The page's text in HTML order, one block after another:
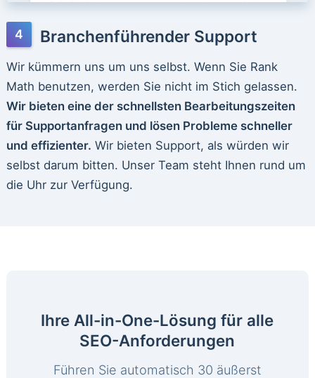
Branchenführender Support
Wir kümmern uns um uns selbst. Wenn Sie Rank
Math benutzen, werden Sie nicht im Stich gelassen.
Wir bieten eine der schnellsten Bearbeitungszeiten
für Supportanfragen und lösen Probleme schneller
und effizienter. Wir bieten Support, als würden wir
selbst darum bitten. Unser Team steht Ihnen rund um
die Uhr zur Verfügung.
Ihre All-in-One-Lösung für alle
SEO-Anforderungen
Führen Sie automatisch 30 äußerst